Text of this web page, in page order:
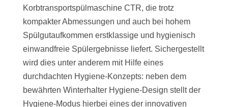
Korbtransportspülmaschine CTR, die trotz
kompakter Abmessungen und auch bei hohem
Spülgutaufkommen erstklassige und hygienisch
einwandfreie Spülergebnisse liefert. Sichergestellt
wird dies unter anderem mit Hilfe eines
durchdachten Hygiene-Konzepts: neben dem
bewährten Winterhalter Hygiene-Design stellt der
Hygiene-Modus hierbei eines der innovativen